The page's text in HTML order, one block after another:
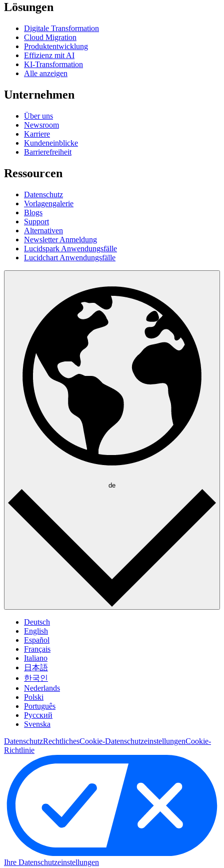
Lösungen
Digitale Transformation
Cloud Migration
Produktentwicklung
Effizienz mit AI
KI-Transformation
Alle anzeigen
Unternehmen
Über uns
Newsroom
Karriere
Kundeneinblicke
Barrierefreiheit
Ressourcen
Datenschutz
Vorlagengalerie
Blogs
Support
Alternativen
Newsletter Anmeldung
Lucidspark Anwendungsfälle
Lucidchart Anwendungsfälle
de
Deutsch
English
Español
Français
Italiano
日本語
한국인
Nederlands
Polski
Português
Pусский
Svenska
DatenschutzRechtlichesCookie-DatenschutzeinstellungenCookie-
Richtlinie
Ihre Datenschutzeinstellungen